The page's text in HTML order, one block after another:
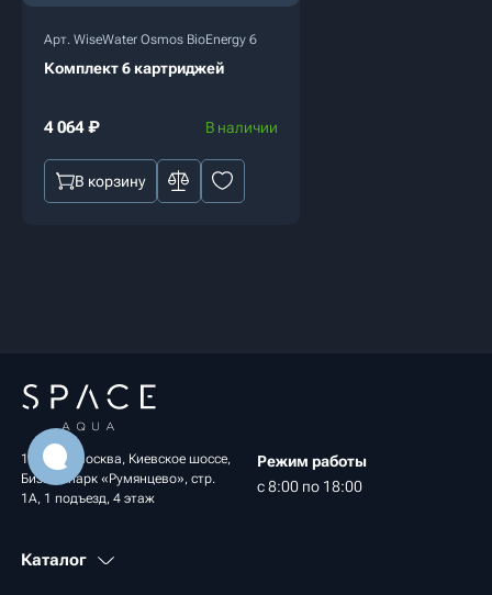
Арт. WiseWater Osmos BioEnergy 6
Комплект 6 картриджей
4 064 ₽ В наличии
В корзину
108811, Москва, Киевское шоссе,
Бизнес-парк «Румянцево», стр.
1А, 1 подъезд, 4 этаж
Режим работы
с 8:00 по 18:00
Каталог